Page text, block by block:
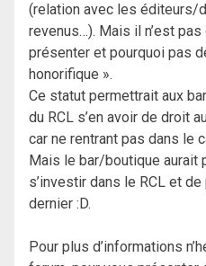
(relation avec les éditeurs/
revenus…). Mais il n’est
présenter et pourquoi pas
honorifique ».
Ce statut permettrait aux
du RCL s’en avoir de droit
car ne rentrant pas dans le
Mais le bar/boutique aurait
s’investir dans le RCL et
dernier :D.
Pour plus d’informations